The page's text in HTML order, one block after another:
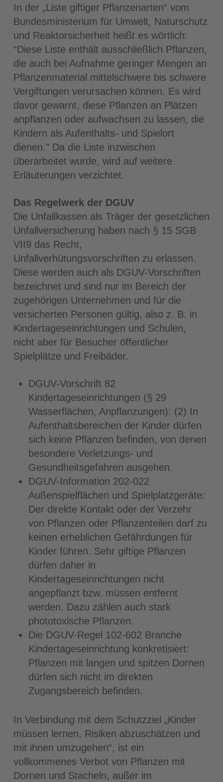
In der „Liste giftiger Pflanzenarten“ vom
Bundesministerium für Umwelt, Naturschutz
und Reaktorsicherheit heißt es wörtlich:
“Diese Liste enthält ausschließlich Pflanzen,
die auch bei Aufnahme geringer Mengen an
Pflanzenmaterial mittelschwere bis schwere
Vergiftungen verursachen können. Es wird
davor gewarnt, diese Pflanzen an Plätzen
anpflanzen oder aufwachsen zu lassen, die
Kindern als Aufenthalts- und Spielort
dienen.” Da die Liste inzwischen
überarbeitet wurde, wird auf weitere
Erläuterungen verzichtet.
Das Regelwerk der DGUV
Die Unfallkassen als Träger der gesetzlichen
Unfallversicherung haben nach § 15 SGB
VII9 das Recht,
Unfallverhütungsvorschriften zu erlassen.
Diese werden auch als DGUV-Vorschriften
bezeichnet und sind nur im Bereich der
zugehörigen Unternehmen und für die
versicherten Personen gültig, also z. B. in
Kindertageseinrichtungen und Schulen,
nicht aber für Besucher öffentlicher
Spielplätze und Freibäder.
DGUV-Vorschrift 82
Kindertageseinrichtungen (§ 29
Wasserflächen, Anpflanzungen): (2) In
Aufenthaltsbereichen der Kinder dürfen
sich keine Pflanzen befinden, von denen
besondere Verletzungs- und
Gesundheitsgefahren ausgehen.
DGUV-Information 202-022
Außenspielflächen und Spielplatzgeräte:
Der direkte Kontakt oder der Verzehr
von Pflanzen oder Pflanzenteilen darf zu
keinen erheblichen Gefährdungen für
Kinder führen. Sehr giftige Pflanzen
dürfen daher in
Kindertageseinrichtungen nicht
angepflanzt bzw. müssen entfernt
werden. Dazu zählen auch stark
phototoxische Pflanzen.
Die DGUV-Regel 102-602 Branche
Kindertageseinrichtung konkretisiert:
Pflanzen mit langen und spitzen Dornen
dürfen sich nicht im direkten
Zugangsbereich befinden.
In Verbindung mit dem Schutzziel „Kinder
müssen lernen, Risiken abzuschätzen und
mit ihnen umzugehen“, ist ein
vollkommenes Verbot von Pflanzen mit
Dornen und Stacheln, außer im